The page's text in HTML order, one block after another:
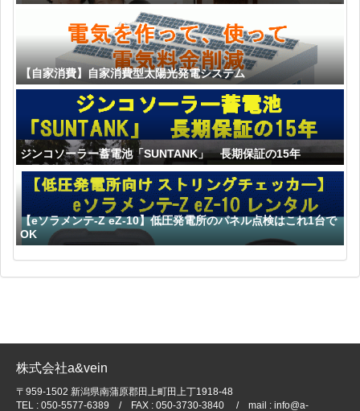
【自家消費】自家消費型太陽光発電システム
ジンコソーラー蓄電池「SUNTANK」 長期保証の15年
【eソラメンテ-Z eZ-10】低圧発電所のパネル点検はこれ1台で
OK
株式会社a&vein
〒959-1502 新潟県南蒲原郡田上町田上丁1918-48
TEL : 050-5577-6389 / FAX : 050-3730-3840 / mail : info@a-